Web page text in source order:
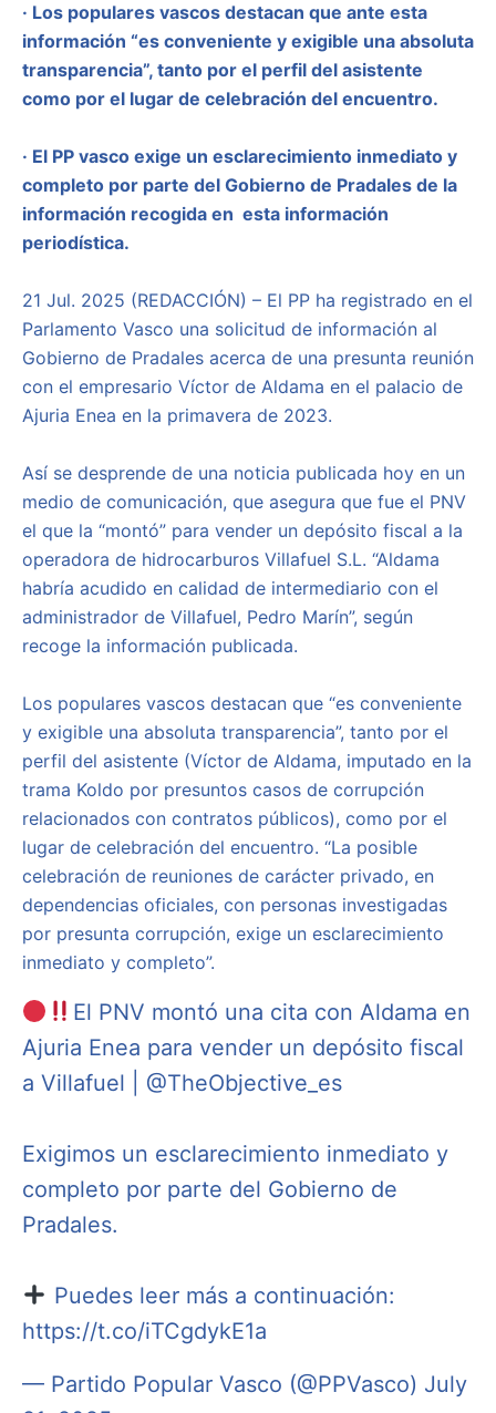
· Los populares vascos destacan que ante esta
información “es conveniente y exigible una absoluta
transparencia”, tanto por el perfil del asistente
como por el lugar de celebración del encuentro.
· El PP vasco exige un esclarecimiento inmediato y
completo por parte del Gobierno de Pradales de la
información recogida en esta información
periodística.
21 Jul. 2025 (REDACCIÓN) – El PP ha registrado en el
Parlamento Vasco una solicitud de información al
Gobierno de Pradales acerca de una presunta reunión
con el empresario Víctor de Aldama en el palacio de
Ajuria Enea en la primavera de 2023.
Así se desprende de una noticia publicada hoy en un
medio de comunicación, que asegura que fue el PNV
el que la “montó” para vender un depósito fiscal a la
operadora de hidrocarburos Villafuel S.L. “Aldama
habría acudido en calidad de intermediario con el
administrador de Villafuel, Pedro Marín”, según
recoge la información publicada.
Los populares vascos destacan que “es conveniente
y exigible una absoluta transparencia”, tanto por el
perfil del asistente (Víctor de Aldama, imputado en la
trama Koldo por presuntos casos de corrupción
relacionados con contratos públicos), como por el
lugar de celebración del encuentro. “La posible
celebración de reuniones de carácter privado, en
dependencias oficiales, con personas investigadas
por presunta corrupción, exige un esclarecimiento
inmediato y completo”.
El PNV montó una cita con Aldama en
Ajuria Enea para vender un depósito fiscal
a Villafuel | @TheObjective_es
Exigimos un esclarecimiento inmediato y
completo por parte del Gobierno de
Pradales.
Puedes leer más a continuación:
https://t.co/iTCgdykE1a
— Partido Popular Vasco (@PPVasco) July